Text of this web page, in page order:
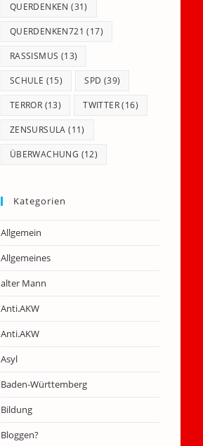
QUERDENKEN (31)
QUERDENKEN721 (17)
RASSISMUS (13)
SCHULE (15) SPD (39)
TERROR (13) TWITTER(16)
ZENSURSULA (11)
ÜBERWACHUNG (12)
Kategorien
Allgemein
Allgemeines
alter Mann
Anti.AKW
Anti.AKW
Asyl
Baden-Württemberg
Bildung
Bloggen?